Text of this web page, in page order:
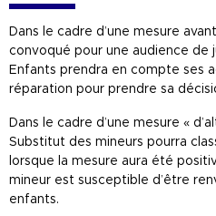
Dans le cadre d’une mesure
convoqué pour une audience de
Enfants prendra en compte ses
réparation pour prendre sa
Dans le cadre d’une mesure «
Substitut des mineurs pourra
lorsque la mesure aura été
mineur est susceptible d’être
enfants.